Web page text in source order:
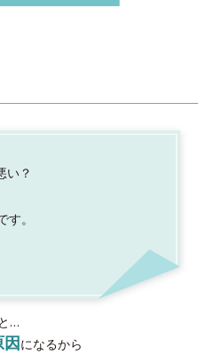
い？
す。
…
になるから